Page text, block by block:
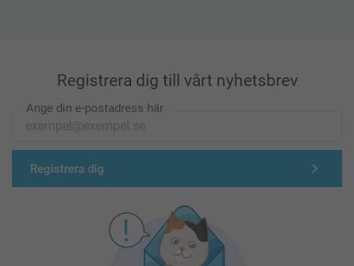
Registrera dig till vårt nyhetsbrev
Ange din e-postadress här
Registrera dig